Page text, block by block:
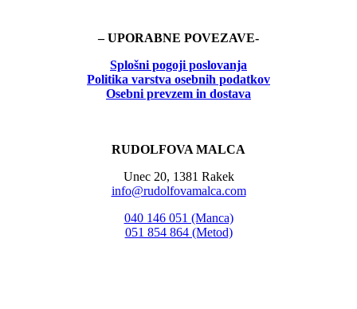
– UPORABNE POVEZAVE-
Splošni pogoji poslovanja
Politika varstva osebnih podatkov
Osebni prevzem in dostava
RUDOLFOVA MALCA
Unec 20, 1381 Rakek
info@rudolfovamalca.com
040 146 051 (Manca)
051 854 864 (Metod)